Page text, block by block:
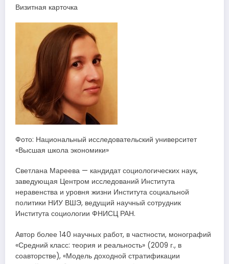
Визитная карточка
Фото: Национальный исследовательский университет
«Высшая школа экономики»
Светлана Мареева — кандидат социологических наук,
заведующая Центром исследований Института
неравенства и уровня жизни Института социальной
политики НИУ ВШЭ, ведущий научный сотрудник
Института социологии ФНИСЦ РАН.
Автор более 140 научных работ, в частности, монографий
«Средний класс: теория и реальность» (2009 г., в
соавторстве), «Модель доходной стратификации